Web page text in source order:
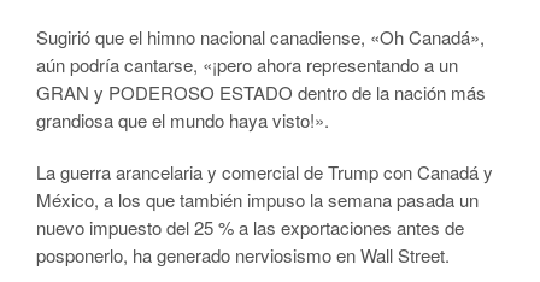
Sugirió que el himno nacional canadiense, «Oh Canadá»,
aún podría cantarse, «¡pero ahora representando a un
GRAN y PODEROSO ESTADO dentro de la nación más
grandiosa que el mundo haya visto!».
La guerra arancelaria y comercial de Trump con Canadá y
México, a los que también impuso la semana pasada un
nuevo impuesto del 25 % a las exportaciones antes de
posponerlo, ha generado nerviosismo en Wall Street.